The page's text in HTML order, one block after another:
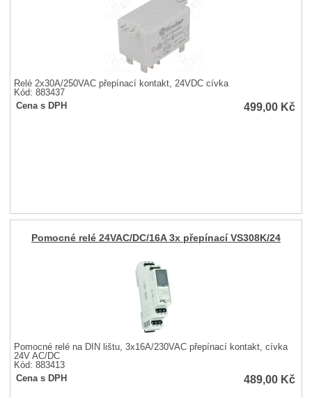
Relé 2x30A/250VAC přepínací kontakt, 24VDC cívka
Kód: 883437
Cena s DPH
499,00 Kč
Pomocné relé 24VAC/DC/16A 3x přepínací VS308K/24
Pomocné relé na DIN lištu, 3x16A/230VAC přepínací kontakt, cívka
24V AC/DC
Kód: 883413
Cena s DPH
489,00 Kč